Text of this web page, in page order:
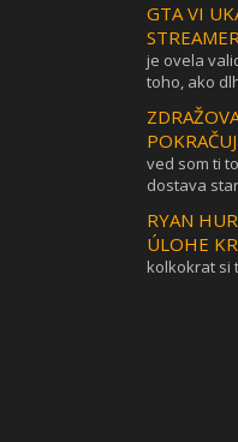
GTA VI
je ovela
toho, ako
ved som ti
dostava
RYAN
ÚLOHE
kolkokrat si